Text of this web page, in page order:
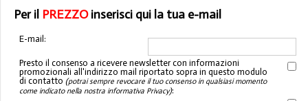
Per il PREZZOinserisci qui la tua e-mail
E-mail:
Presto il consenso a ricevere newsletter con informazioni
promozionali all'indirizzo mail riportato sopra in questo modulo
di contatto (potrai sempre revocare il tuo consenso in qualsiasi momento
come indicato nella nostra informativa Privacy):